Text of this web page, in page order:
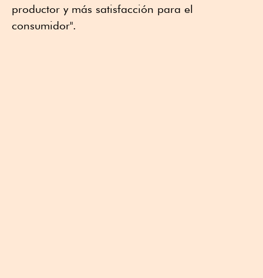
productor y más satisfacción para el
consumidor".